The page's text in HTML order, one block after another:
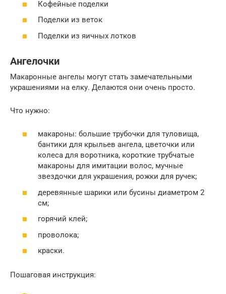
Кофейные поделки
Поделки из веток
Поделки из яичных лотков
Ангелочки
Макаронные ангелы могут стать замечательными
украшениями на елку. Делаются они очень просто.
Что нужно:
макароны: большие трубочки для туловища,
бантики для крыльев ангела, цветочки или
колеса для воротника, короткие трубчатые
макароны для имитации волос, мучные
звездочки для украшения, рожки для ручек;
деревянные шарики или бусины диаметром 2
см;
горячий клей;
проволока;
краски.
Пошаговая инструкция: